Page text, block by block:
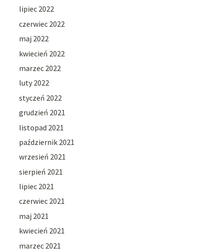
lipiec 2022
czerwiec 2022
maj 2022
kwiecień 2022
marzec 2022
luty 2022
styczeń 2022
grudzień 2021
listopad 2021
październik 2021
wrzesień 2021
sierpień 2021
lipiec 2021
czerwiec 2021
maj 2021
kwiecień 2021
marzec 2021